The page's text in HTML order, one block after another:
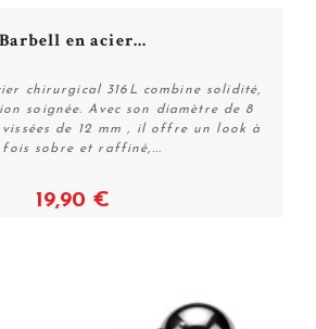
Voir
Barbell en acier...
chirurgical 316L combine solidité,
soignée. Avec son diamètre de 8
vissées de 12 mm , il offre un look à
fois sobre et raffiné,...
19,90 €